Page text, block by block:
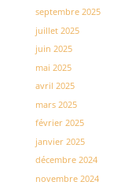
septembre 2025
juillet 2025
juin 2025
mai 2025
avril 2025
mars 2025
février 2025
janvier 2025
décembre 2024
novembre 2024